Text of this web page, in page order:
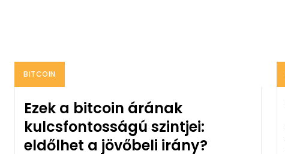
BITCOIN
Ezek a bitcoin árának
kulcsfontosságú szintjei:
eldőlhet a jövőbeli irány?